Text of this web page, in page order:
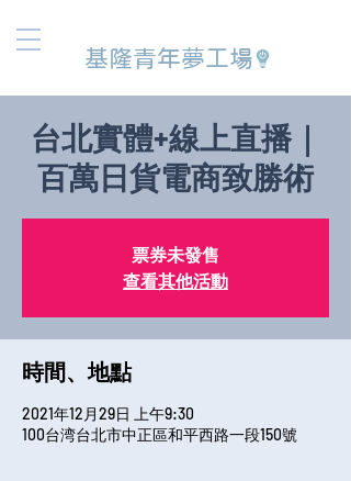
基隆青年夢工場
台北實體+線上直播｜
百萬日貨電商致勝術
票券未發售
查看其他活動
時間、地點
2021年12月29日 上午9:30
100台湾台北市中正區和平西路一段150號